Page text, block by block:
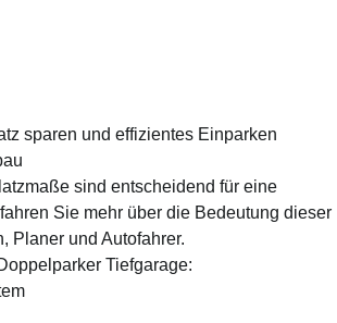
sparen und effizientes Einparken
sind entscheidend für eine
Sie mehr über die Bedeutung dieser
Planer und Autofahrer.